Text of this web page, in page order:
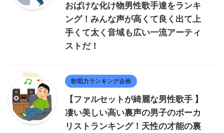
おばけな化け物男性歌手達をランキ
ング！みんな声が高くて良く出て上
手くて太く音域も広い一流アーティ
ストだ！
歌唱力ランキング企画
【ファルセットが綺麗な男性歌手 】
凄い美しい高い裏声の男子のボーカ
リストランキング！天性の才能の裏